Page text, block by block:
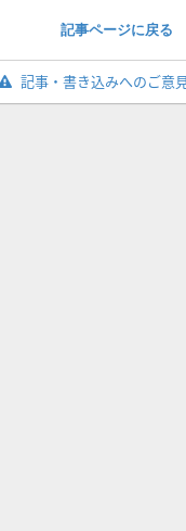
記事ページに戻る
記事・書き込みへのご意